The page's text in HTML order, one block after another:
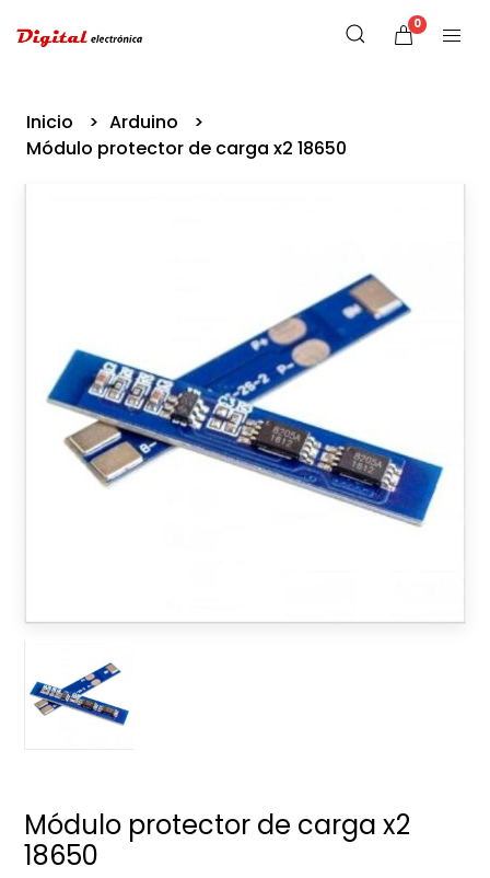
0
Inicio
Arduino
Módulo protector de carga x2 18650
Módulo protector de carga x2
18650